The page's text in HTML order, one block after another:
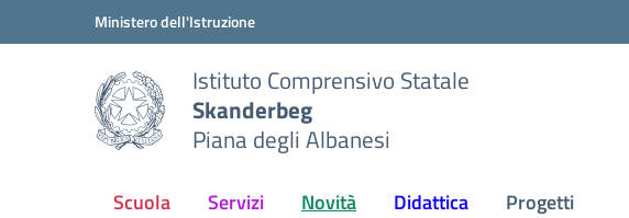
Vai ai contenuti
Vai al menu di navigazione
Ministero dell'Istruzione
Istituto Comprensivo Statale
Skanderbeg
Piana degli Albanesi
Scuola Servizi Novità Didattica Progetti